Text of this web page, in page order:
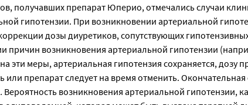
получавших препарат Юперио, отмечались случаи
гипотензии. При возникновении артериальной
дозы диуретиков, сопутствующих
причин возникновения артериальной гипотензии
эти меры, артериальная гипотензия сохраняется, дозу
или препарат следует на время отменить.
Вероятность возникновения артериальной гипотензии,